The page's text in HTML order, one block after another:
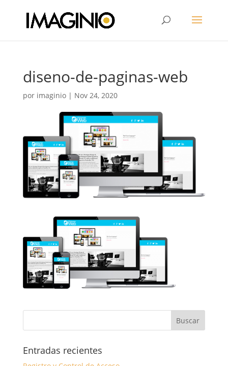
diseno-de-paginas-web
por imaginio| Nov 24, 2020
Entradas recientes